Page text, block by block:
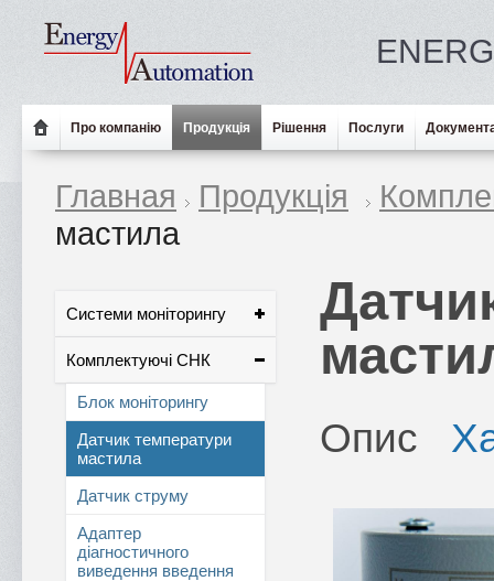
Про компанію Продукція Рішення Послуги
Главная Продукція
мастила
Системи моніторингу
Комплектуючі СНК
Блок моніторингу
Датчик температури
мастила
Датчик струму
Адаптер
діагностичного
виведення введення
Опис